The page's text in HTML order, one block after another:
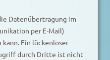
Datenübertragung im
per E-Mail)
Ein lückenloser
durch Dritte ist nicht